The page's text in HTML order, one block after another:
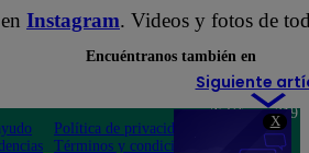
X
Instagram. Videos y fotos de
Siguiente
Encuéntranos también en
Política de privacidad
Términos y condiciones
Teléfono: 219
Av. San